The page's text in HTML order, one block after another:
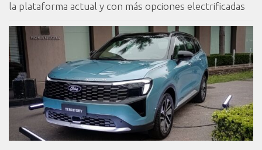
la plataforma actual y con más opciones electrificadas